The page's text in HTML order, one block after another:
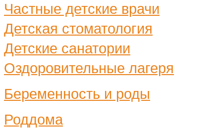
Частные детские врачи
Детская стоматология
Детские санатории
Оздоровительные лагеря
Беременность и роды
Роддома